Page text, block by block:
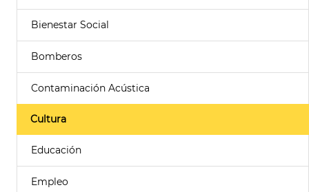
Bienestar Social
Bomberos
Contaminación Acústica
Cultura
Educación
Empleo